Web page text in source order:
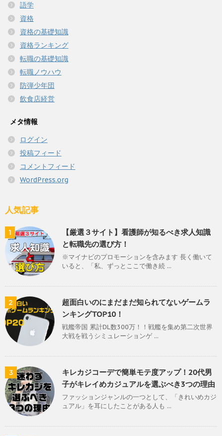
語学
資格
資格の基礎知識
資格ランキング
転職の基礎知識
転職ノウハウ
防弾少年団
飲食店経営
メタ情報
ログイン
投稿フィード
コメントフィード
WordPress.org
人気記事
1
【厳選３サイト】看護師が知るべき求人知識
と転職先の選び方！
※マイナビのプロモーションを含みます 長く働いて
いると、「私、ずっとここで働き続 ...
2
超面白いのにまだまだ知られてないゲームラ
ンキングTOP10！
戦艦帝国 累計DL数300万！！戦艦を集め第二次世界
大戦を戦うシミュレーションゲ ...
3
キレカジコーデで簡単モテ度アップ！20代男
子がキレイめカジュアルを選ぶべき3つの理由
ファッションジャンルの一つとして、「きれいめカジ
ュアル」を耳にしたことがある人も ...